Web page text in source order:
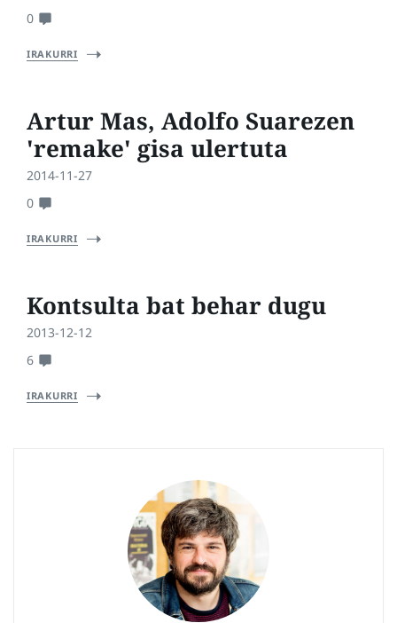
0
IRAKURRI
Artur Mas, Adolfo Suarezen
'remake' gisa ulertuta
2014-11-27
0
IRAKURRI
Kontsulta bat behar dugu
2013-12-12
6
IRAKURRI